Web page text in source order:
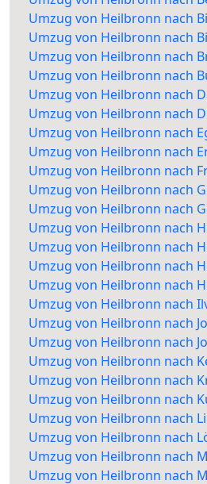
Umzug von Heilbronn nach
Umzug von Heilbronn nach
Umzug von Heilbronn nach
Umzug von Heilbronn nach
Umzug von Heilbronn nach
Umzug von Heilbronn nach
Umzug von Heilbronn nach
Umzug von Heilbronn nach
Umzug von Heilbronn nach
Umzug von Heilbronn nach
Umzug von Heilbronn nach
Umzug von Heilbronn nach
Umzug von Heilbronn nach
Umzug von Heilbronn nach
Umzug von Heilbronn nach
Umzug von Heilbronn nach
Umzug von Heilbronn nach
Umzug von Heilbronn nach
Umzug von Heilbronn nach
Umzug von Heilbronn nach
Umzug von Heilbronn nach
Umzug von Heilbronn nach
Umzug von Heilbronn nach
Umzug von Heilbronn nach
Umzug von Heilbronn nach